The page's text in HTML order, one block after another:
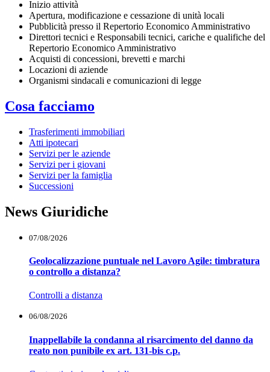
Inizio attività
Apertura, modificazione e cessazione di unità locali
Pubblicità presso il Repertorio Economico Amministrativo
Direttori tecnici e Responsabili tecnici, cariche e qualifiche del
Repertorio Economico Amministrativo
Acquisti di concessioni, brevetti e marchi
Locazioni di aziende
Organismi sindacali e comunicazioni di legge
Cosa facciamo
Trasferimenti immobiliari
Atti ipotecari
Servizi per le aziende
Servizi per i giovani
Servizi per la famiglia
Successioni
News Giuridiche
07/08/2026
Geolocalizzazione puntuale nel Lavoro Agile: timbratura
o controllo a distanza?
Controlli a distanza
06/08/2026
Inappellabile la condanna al risarcimento del danno da
reato non punibile ex art. 131-bis c.p.